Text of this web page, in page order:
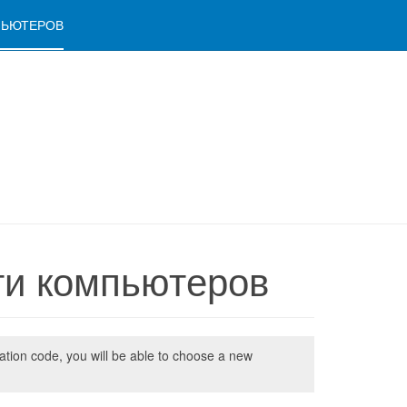
компьютеров
code, you will be able to choose a new